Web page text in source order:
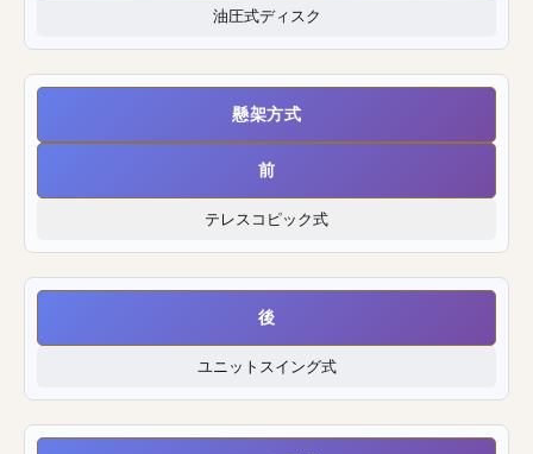
油圧式ディスク
懸架方式
前
テレスコピック式
後
ユニットスイング式